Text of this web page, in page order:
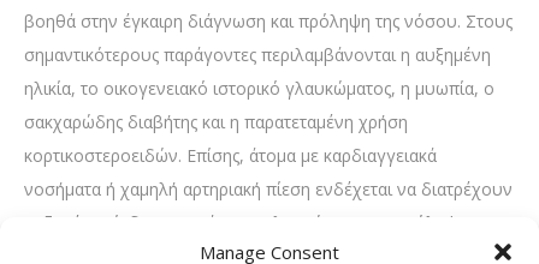
Manage Consent
βοηθά στην έγκαιρη διάγνωση και πρόληψη της νόσου. Στους
σημαντικότερους παράγοντες περιλαμβάνονται η αυξημένη
ηλικία, το οικογενειακό ιστορικό γλαυκώματος, η μυωπία, ο
σακχαρώδης διαβήτης και η παρατεταμένη χρήση
κορτικοστεροειδών. Επίσης, άτομα με καρδιαγγειακά
νοσήματα ή χαμηλή αρτηριακή πίεση ενδέχεται να διατρέχουν
αυξημένο κίνδυνο εμφάνισης γλαυκώματος. Η πρόληψη
βασίζεται κυρίως στον τακτικό οφθαλμολογικό έλεγχο, ακόμη